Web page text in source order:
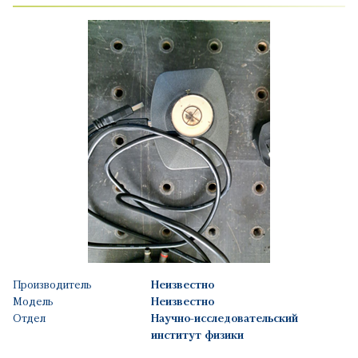
Производитель
Неизвестно
Модель
Неизвестно
Отдел
Научно-исследовательский
институт физики